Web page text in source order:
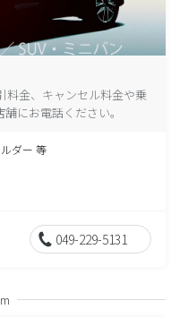
料金、キャンセル料金や乗
にお電話ください。
ダー 等
049-229-5131